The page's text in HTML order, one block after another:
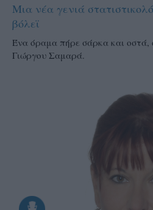
Μια νέα γενιά
βόλεϊ
Ένα όραμα πήρε σάρκα και οστά,
Γιώργου Σαμαρά.